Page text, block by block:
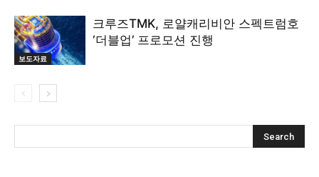
보도자료
크루즈TMK, 로얄캐리비안 스펙트럼호
‘더블업’ 프로모션 진행